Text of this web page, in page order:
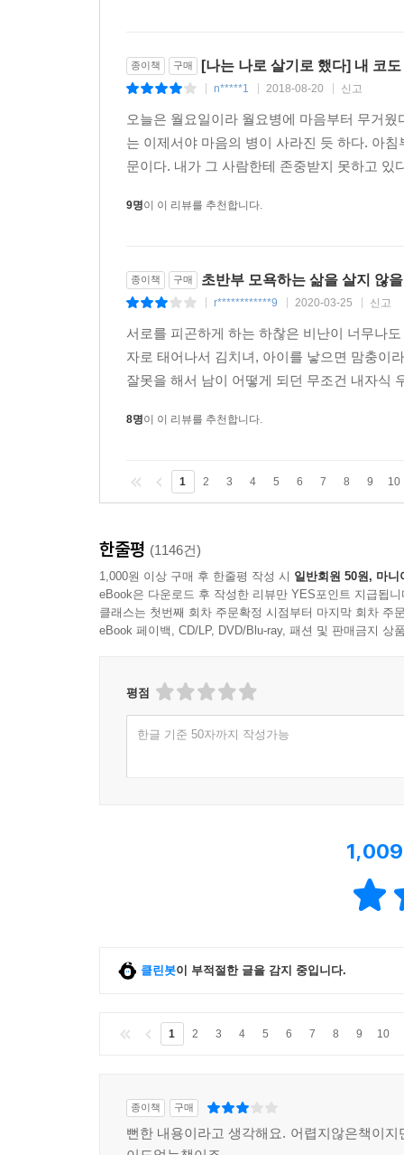
종이책 구매 [나는 나로 살기로 했다] 내 코
n*****1 2018-08-20 신고
오늘은 월요일이라 월요병에 마음부터 무거
는 이제서야 마음의 병이 사라진 듯 하다. 아
문이다. 내가 그 사람한테 존중받지 못하고
9명이 이 리뷰를 추천합니다.
종이책 구매 초반부 모욕하는 삶을 살지 않
r************9 2020-03-25 신고
서로를 피곤하게 하는 하찮은 비난이 너무나
자로 태어나서 김치녀, 아이를 낳으면 맘충이
잘못을 해서 남이 어떻게 되던 무조건 내자식
8명이 이 리뷰를 추천합니다.
1 2 3 4 5 6 7 8 9 10
한줄평 (1146건)
1,000원 이상 구매 후 한줄평 작성 시 일반회원 50원, 마니
eBook은 다운로드 후 작성한 리뷰만 YES포인트 지급됩니
클래스는 첫번째 회차 주문확정 시점부터 마지막 회차 주
eBook 페이백, CD/LP, DVD/Blu-ray, 패션 및 판매금지 상
평점
한글 기준 50자까지 작성가능
1,009
클린봇이 부적절한 글을 감지 중입니다.
1 2 3 4 5 6 7 8 9 10
종이책 구매
뻔한 내용이라고 생각해요. 어렵지않은책이지